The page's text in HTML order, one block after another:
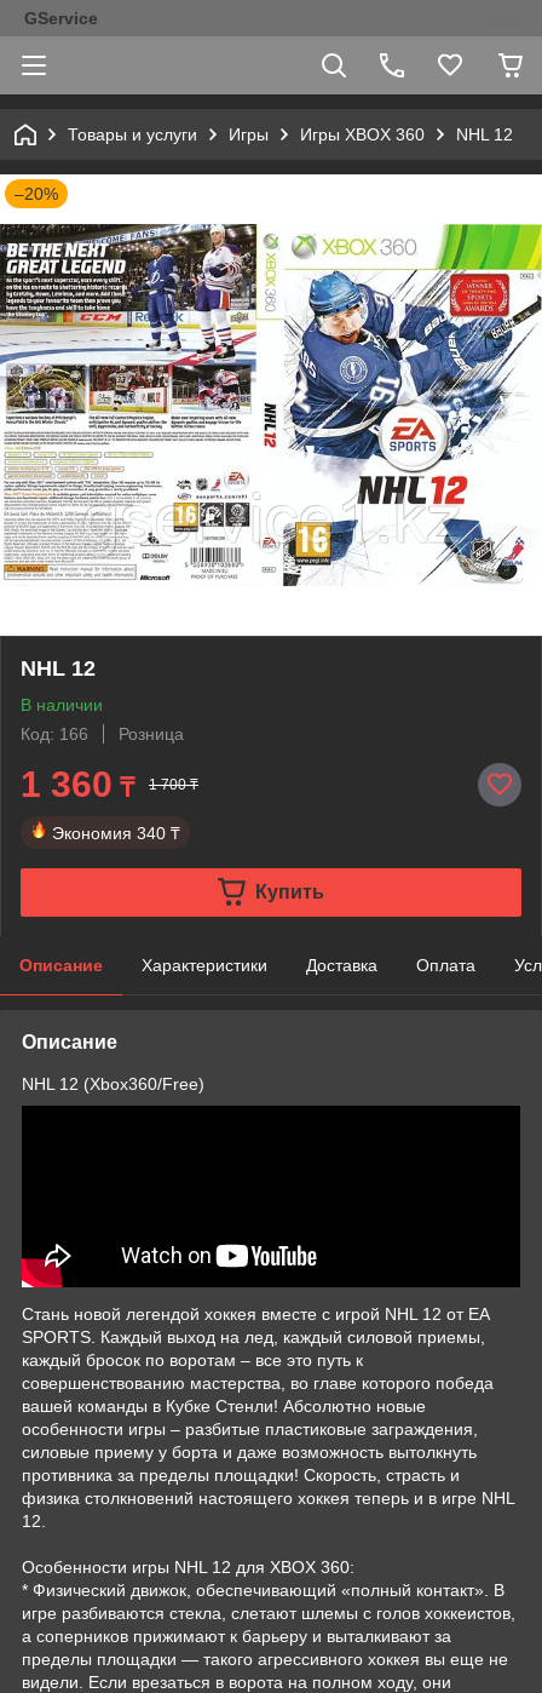
GService
Товары и услуги Игры Игры XBOX 360 NHL 12
–20%
NHL 12
В наличии
Код: 166
Розница
1 360 ₸ 1 700 ₸
Экономия 340 ₸
Купить
Описание Характеристики Доставка Оплата
Описание
NHL 12 (Xbox360/Free)
Стань новой легендой хоккея вместе с игрой NHL 12 от EA
SPORTS. Каждый выход на лед, каждый силовой приемы,
каждый бросок по воротам – все это путь к
совершенствованию мастерства, во главе которого победа
вашей команды в Кубке Стенли! Абсолютно новые
особенности игры – разбитые пластиковые заграждения,
силовые приему у борта и даже возможность вытолкнуть
противника за пределы площадки! Скорость, страсть и
физика столкновений настоящего хоккея теперь и в игре NHL
12.
Особенности игры NHL 12 для XBOX 360:
* Физический движок, обеспечивающий «полный контакт». В
игре разбиваются стекла, слетают шлемы с голов хоккеистов,
а соперников прижимают к барьеру и выталкивают за
пределы площадки — такого агрессивного хоккея вы еще не
видели. Если врезаться в ворота на полном ходу, они